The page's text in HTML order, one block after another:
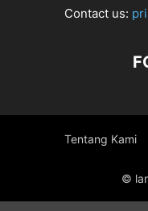
Contact us:
Tentang Kami
©